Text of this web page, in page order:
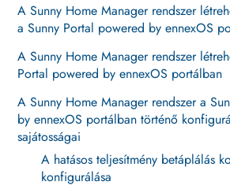
A Sunny Home Manager rendszer
a Sunny Portal powered by ennexOS
A Sunny Home Manager rendszer
Portal powered by ennexOS portálban
A Sunny Home Manager rendszer a
by ennexOS portálban történő
sajátosságai
A hatásos teljesítmény betáplálás
konfigurálása